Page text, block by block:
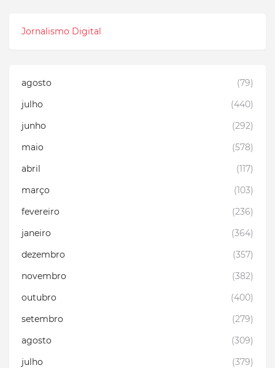
Jornalismo Digital
agosto
(79)
julho
(440)
junho
(292)
maio
(578)
abril
(117)
março
(103)
fevereiro
(236)
janeiro
(364)
dezembro
(357)
novembro
(382)
outubro
(400)
setembro
(279)
agosto
(309)
julho
(379)